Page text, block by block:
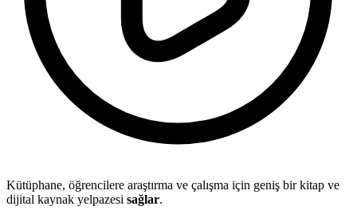
Kütüphane, öğrencilere araştırma ve çalışma için geniş bir kitap ve
dijital kaynak yelpazesi sağlar.